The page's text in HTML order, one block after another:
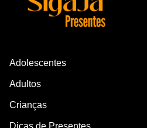
Adolescentes
Adultos
Crianças
Dicas de Presentes